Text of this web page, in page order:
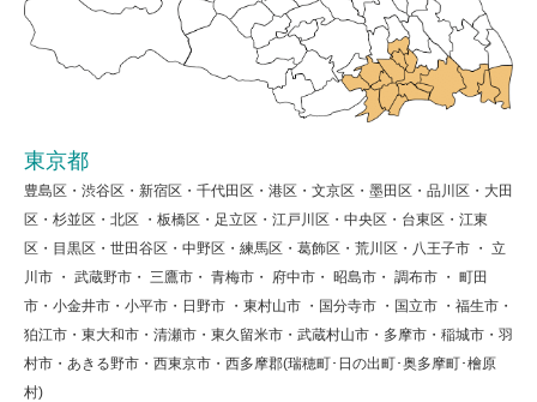
東京都
豊島区・渋谷区・新宿区・千代田区・港区・文京区・墨田区・品川区・大田
区・杉並区・北区 ・板橋区・足立区・江戸川区・中央区・台東区・江東
区・目黒区・世田谷区・中野区・練馬区・葛飾区・荒川区・八王子市 ・ 立
川市 ・ 武蔵野市・ 三鷹市・ 青梅市・ 府中市・ 昭島市・ 調布市 ・ 町田
市・小金井市・小平市・日野市 ・東村山市 ・国分寺市 ・国立市 ・福生市・
狛江市・東大和市・清瀬市・東久留米市・武蔵村山市・多摩市・稲城市・羽
村市・あきる野市・西東京市・西多摩郡(瑞穂町･日の出町･奥多摩町･檜原
村)